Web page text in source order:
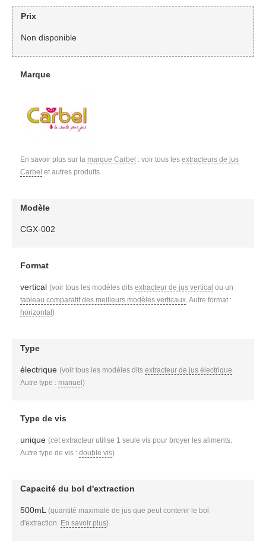
Prix
Non disponible
Marque
En savoir plus sur la marque Carbel : voir tous les extracteurs de jus
Carbel et autres produits.
Modèle
CGX-002
Format
vertical (voir tous les modèles dits extracteur de jus vertical ou un
tableau comparatif des meilleurs modèles verticaux. Autre format :
horizontal )
Type
électrique (voir tous les modèles dits extracteur de jus électrique.
Autre type : manuel )
Type de vis
unique (cet extracteur utilise 1 seule vis pour broyer les aliments.
Autre type de vis : double vis)
Capacité du bol d'extraction
500mL (quantité maximale de jus que peut contenir le bol
d'extraction. En savoir plus)